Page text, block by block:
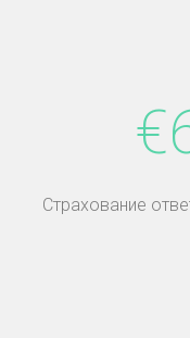
Страхование